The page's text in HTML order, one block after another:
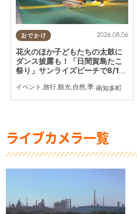
おでかけ
南知多町
2026.08.06
花火のほか子どもたちの太鼓に
ダンス披露も！「日間賀島たこ
祭り」サンライズビーチで8/12
イベント ,旅行,観光,自然,季節ネタ ,花火
ライブカメラ一覧